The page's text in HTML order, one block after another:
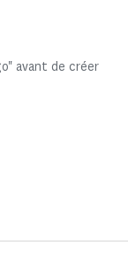
avant de créer